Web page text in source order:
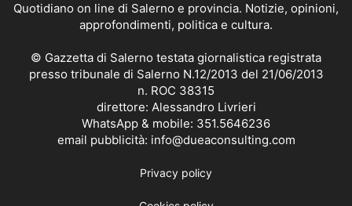
Quotidiano on line di Salerno e provincia. Notizie, opinioni,
approfondimenti, politica e cultura.
© Gazzetta di Salerno testata giornalistica registrata
presso tribunale di Salerno N.12/2013 del 21/06/2013
n. ROC 38315
direttore: Alessandro Livrieri
WhatsApp & mobile: 351.5646236
email pubblicità: info@dueaconsulting.com
Privacy policy